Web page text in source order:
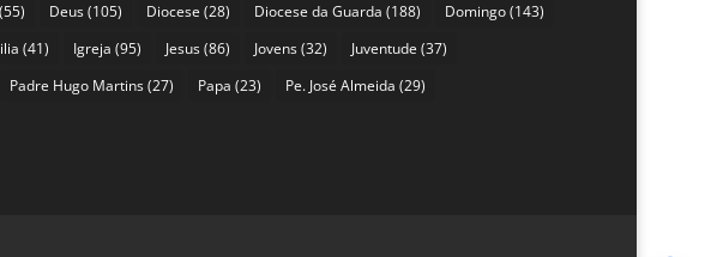
(55) Deus(105) Diocese (28) Diocese da Guarda (188) Domingo(143)
(41) Igreja (95) Jesus(86) Jovens(32) Juventude (37)
Padre Hugo Martins(27) Papa (23) Pe. José Almeida (29)